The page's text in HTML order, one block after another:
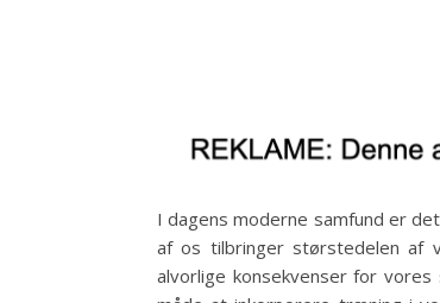
I dagens moderne samfund er
af os tilbringer størstedelen af
alvorlige konsekvenser for